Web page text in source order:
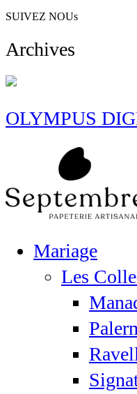
SUIVEZ NOUs
Archives
OLYMPUS
Mariage
Les